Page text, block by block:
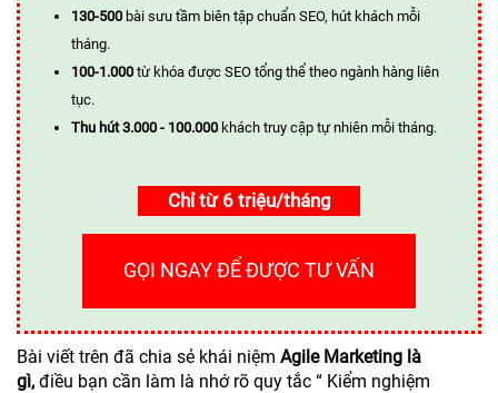
130-500 bài sưu tầm biên tập chuẩn SEO, hút khách mỗi
tháng.
100-1.000 từ khóa được SEO tổng thể theo ngành hàng liên
tục.
Thu hút 3.000 - 100.000 khách truy cập tự nhiên mỗi tháng.
Chỉ từ 6 triệu/tháng
GỌI NGAY ĐỂ ĐƯỢC TƯ VẤN
Bài viết trên đã chia sẻ khái niệm Agile Marketing là
gì, điều bạn cần làm là nhớ rõ quy tắc “ Kiểm nghiệm